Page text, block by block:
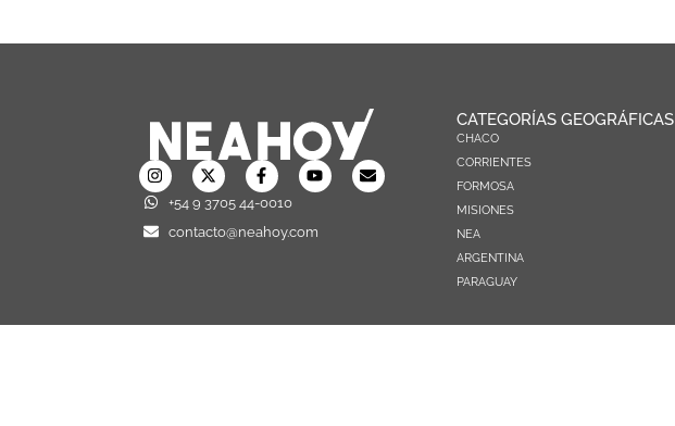
+54 9 3705 44-0010
contacto@neahoy.com
CATEGORÍAS GEOGRÁFICAS
CHACO
CORRIENTES
FORMOSA
MISIONES
NEA
ARGENTINA
PARAGUAY